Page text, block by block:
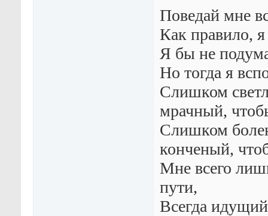
Поведай мне
Как правило,
Я бы не
Но тогда я
Слишком
мрачный,
Слишком
конченый,
Мне всего
пути,
Всегда